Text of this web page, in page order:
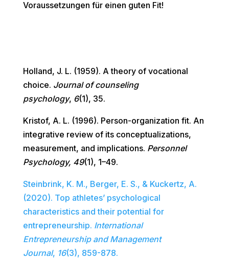
Voraussetzungen für einen guten Fit!
Holland, J. L. (1959). A theory of vocational
choice. Journal of counseling
psychology, 6(1), 35.
Kristof, A. L. (1996). Person-organization fit. An
integrative review of its conceptualizations,
measurement, and implications. Personnel
Psychology, 49(1), 1–49.
Steinbrink, K. M., Berger, E. S., & Kuckertz, A.
(2020). Top athletes’ psychological
characteristics and their potential for
entrepreneurship. International
Entrepreneurship and Management
Journal, 16(3), 859-878.